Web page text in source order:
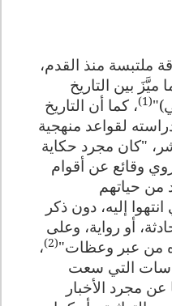
ملتبسة منذ القدم،
ميَّزَ بين التاريخ
(1)
، كما أن التاريخ
لقواعد منهجية
"كان مجرد حكاية
وقائع عن أقوام
من حياتهم
إليه، دون ذكر
أو رواية، وعلى
من عبر وعظات"(2)
،
التي سعت
مجرد الأخبار